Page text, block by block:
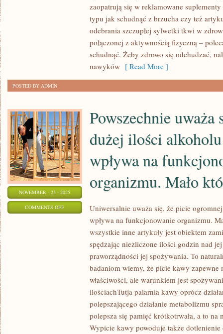
zaopatrują się w reklamowane
typu jak schudnąć z brzucha czy też
odebrania szczupłej sylwetki tkwi w
połączonej z aktywnością fizyczną –
schudnąć. Żeby zdrowo się odchudzać,
nawyków [ Read More ]
POSTED BY ADMIN
NOVEMBER - 25 - 2025
COMMENTS OFFON
POWSZECHNIE
ALKOHOLU
NIEKORZYSTNIE
Powszechnie uważa
dużej ilości
wpływa na
organizmu. Mało
Uniwersalnie uważa się, że picie
wpływa na funkcjonowanie organizmu.
wszystkie inne artykuły jest obiektem
spędzając niezliczone ilości godzin nad
praworządności jej spożywania. To
badaniom wiemy, że picie kawy zapewne
właściwości, ale warunkiem jest
ilościachTutja palarnia kawy oprócz
polepszającego działanie metabolizmu
polepsza się pamięć krótkotrwała, a to
Wypicie kawy powoduje także